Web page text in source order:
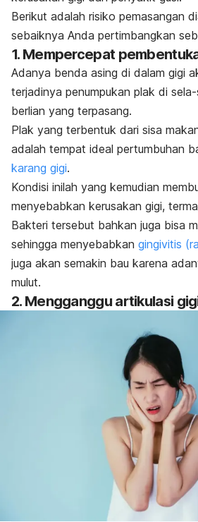
Berikut adalah risiko pemasangan
sebaiknya Anda pertimbangkan
1. Mempercepat
Adanya benda asing di dalam gigi
terjadinya penumpukan plak di
berlian yang terpasang.
Plak yang terbentuk dari sisa
adalah tempat ideal pertumbuhan
karang gigi.
Kondisi inilah yang kemudian
menyebabkan kerusakan gigi,
Bakteri tersebut bahkan juga bisa
sehingga menyebabkan gingivitis
juga akan semakin bau karena
mulut.
2. Mengganggu artikulasi